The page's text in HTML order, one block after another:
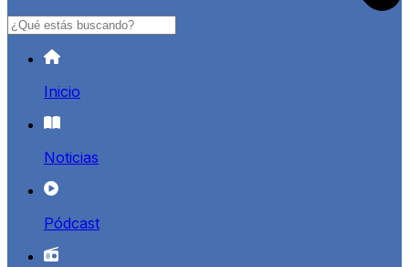
Inicio
Noticias
Pódcast